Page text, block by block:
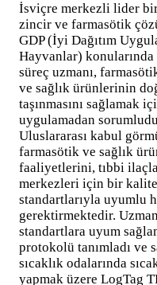
İsviçre merkezli lider
zincir ve farmasötik
GDP (İyi Dağıtım
Hayvanlar)
süreç uzmanı,
ve sağlık ürünlerinin
taşınmasını sağlamak
uygulamadan
Uluslararası kabul
farmasötik ve sağlık
faaliyetlerini, tıbbi
merkezleri için bir
standartlarıyla uyumlu
gerektirmektedir.
standartlara uyum
protokolü tanımladı
sıcaklık odalarında
yapmak üzere LogTag